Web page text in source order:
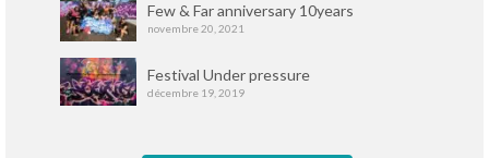
Few & Far anniversary 10years
novembre 20, 2021
Festival Under pressure
décembre 19, 2019